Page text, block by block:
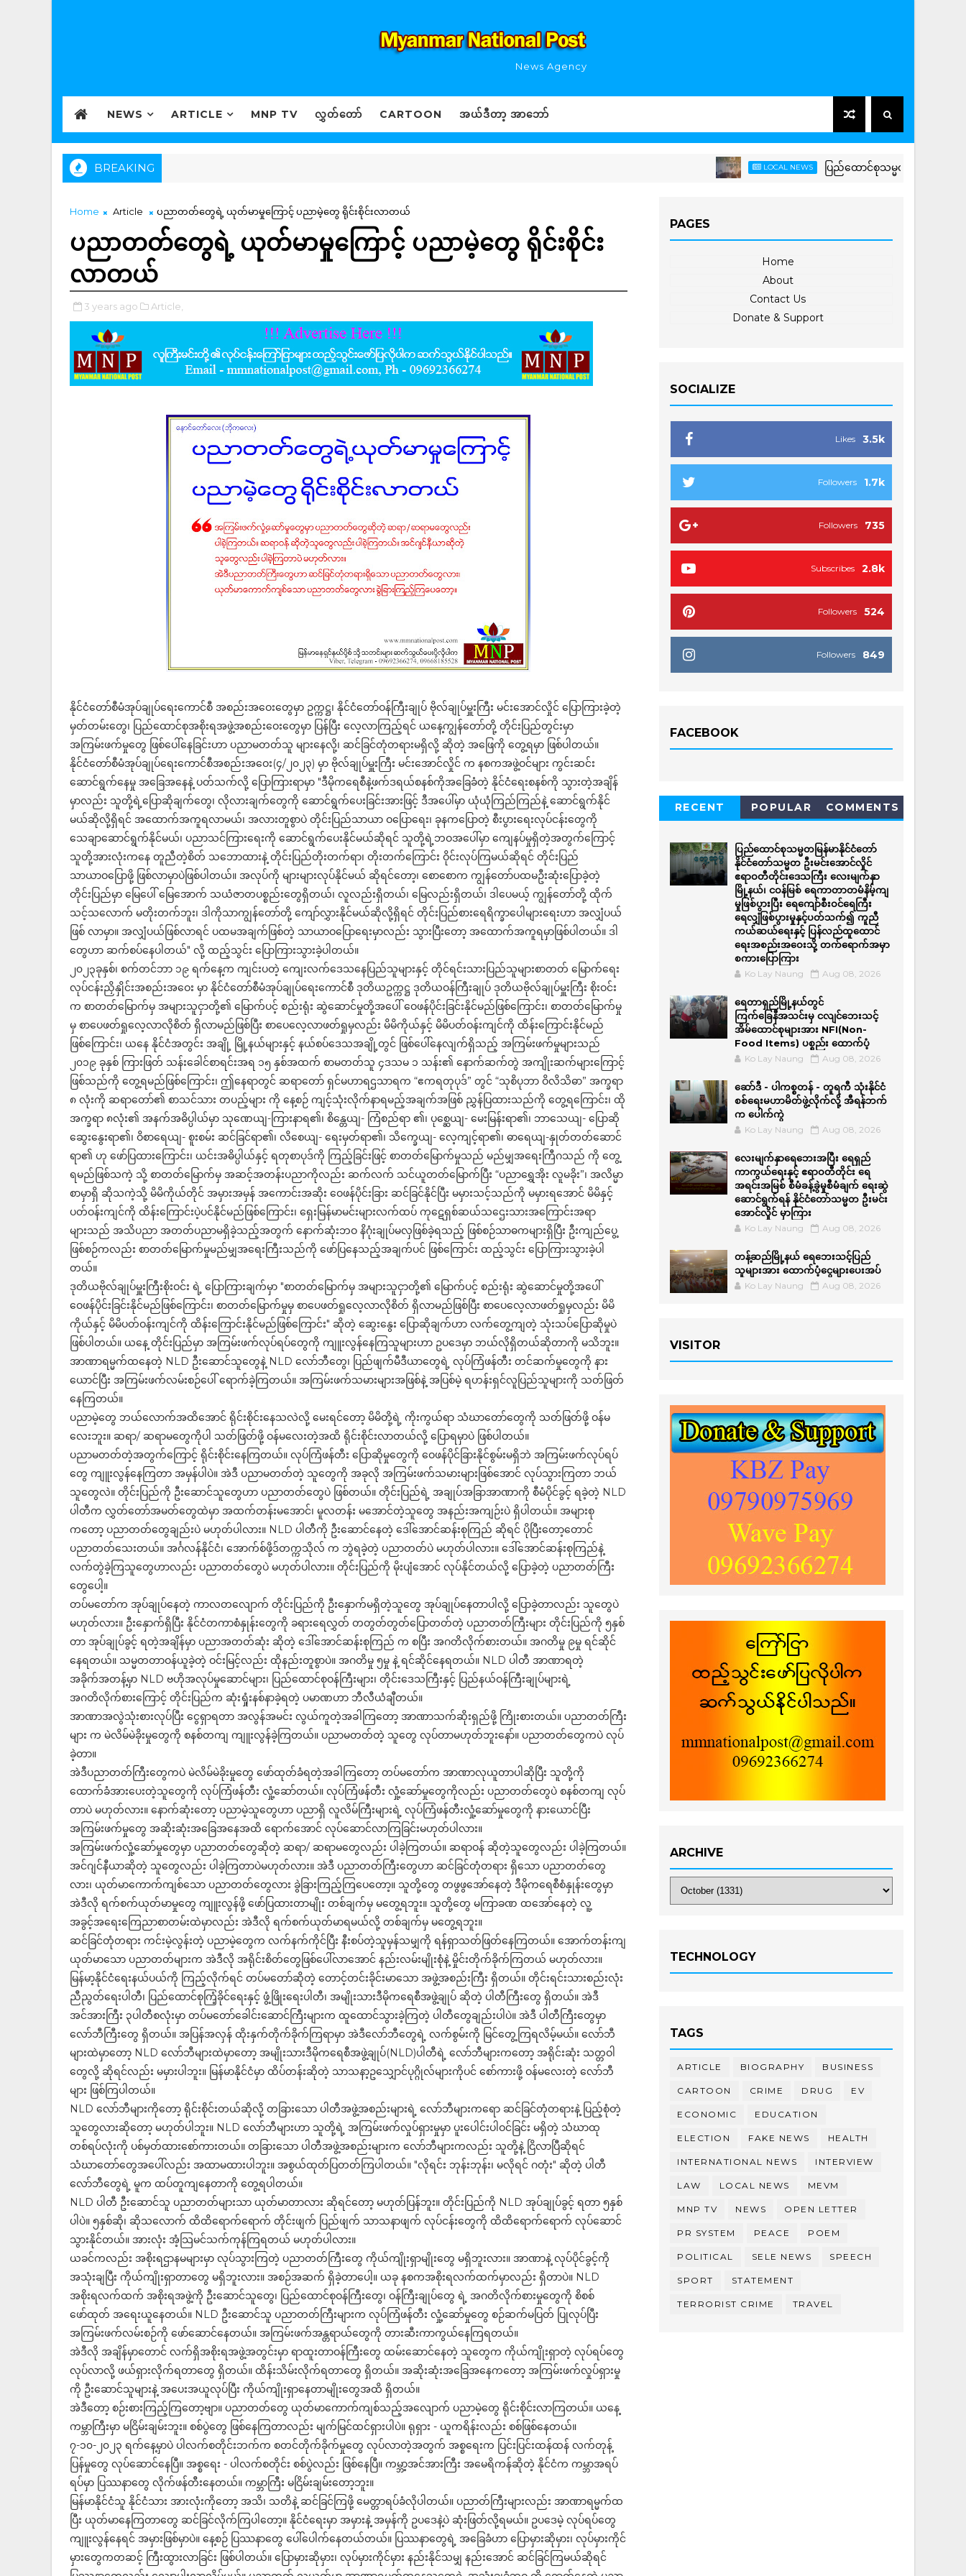
News Agency
NEWS ARTICLE MNP TV လွှတ်တော် CARTOON အယ်ဒီတာ့ အာဘော်
BREAKING LOCAL NEWS ပြည်ထောင်စုသမ္မတမြန်မာနိုင်ငံတော်
Home Article ပညာတတ်တွေရဲ့ ယုတ်မာမှုကြောင့် ပညာမဲ့တွေ ရိုင်းစိုင်းလာတယ်
ပညာတတ်တွေရဲ့ ယုတ်မာမှုကြောင့် ပညာမဲ့တွေ ရိုင်းစိုင်း
လာတယ်
3 years ago Article,
နိုင်ငံတော်စီမံအုပ်ချုပ်ရေးကောင်စီ အစည်းအဝေးတွေမှာ ဥက္ကဋ္ဌ၊ နိုင်ငံတော်ဝန်ကြီးချုပ် ဗိုလ်ချုပ်မှူးကြီး မင်းအောင်လှိုင် ပြောကြားခဲ့တဲ့
မှတ်တမ်းတွေ၊ ပြည်ထောင်စုအစိုးရအဖွဲ့အစည်းဝေးတွေမှာ ပြန်ပြီး လေ့လာကြည့်ရင် ယနေ့ကျွန်တော်တို့ တိုင်းပြည်တွင်းမှာ
အကြမ်းဖက်မှုတွေ ဖြစ်ပေါ်နေခြင်းဟာ ပညာမတတ်သူ များနေလို့၊ ဆင်ခြင်တုံတရားမရှိလို့ ဆိုတဲ့ အဖြေကို တွေ့ရမှာ ဖြစ်ပါတယ်။
နိုင်ငံတော်စီမံအုပ်ချုပ်ရေးကောင်စီအစည်းအဝေး(၄/၂၀၂၃) မှာ ဗိုလ်ချုပ်မှူးကြီး မင်းအောင်လှိုင် က နစကအဖွဲ့ဝင်များ ကွင်းဆင်း
ဆောင်ရွက်နေမှု အခြေအနေနဲ့ ပတ်သက်လို့ ပြောကြားရာမှာ "ဒီမိုကရေစီနဲ့ဖက်ဒရယ်စနစ်ကိုအခြေခံတဲ့ နိုင်ငံရေးစနစ်ကို သွားတဲ့အချိန်
မှာလည်း သူတို့ရဲ့ပြောဆိုချက်တွေ၊ လိုလားချက်တွေကို ဆောင်ရွက်ပေးခြင်းအားဖြင့် ဒီအပေါ်မှာ ယုံယုံကြည်ကြည်နဲ့ ဆောင်ရွက်နိုင်
မယ်ဆိုလို့ရှိရင် အထောက်အကူရလာမယ်၊ အလားတူစွာပဲ တိုင်းပြည်သာယာ ဝပြောရေး၊ ခုနကပြောတဲ့ စီးပွားရေးလုပ်ငန်းတွေကို
သေချာဆောင်ရွက်နိုင်မယ်၊ ပညာသင်ကြားရေးကို ဆောင်ရွက်ပေးနိုင်မယ်ဆိုရင် သူတို့ရဲ့ဘဝအပေါ်မှာ ကျေနပ်မှုရှိတဲ့အတွက်ကြောင့်
သူတို့အားလုံးကနေ တူညီတဲ့စိတ် သဘောထားနဲ့ တိုင်းပြည်တိုးတက်ရာ၊ တိုးတက်ကြောင်း ဝိုင်းလုပ်ကြမယ်ဆိုရင် တိုင်းပြည်
သာယာဝပြောဖို့ ဖြစ်လာမှာပဲဖြစ်ပါတယ်။ အလုပ်ကို များများလုပ်နိုင်မယ် ဆိုရင်တော့၊ စောစောက ကျွန်တော်ပထမဦးဆုံးပြောခဲ့တဲ့
တိုင်းပြည်မှာ မြေပေါ် မြေအောက် သယံဇာတပစ္စည်းတွေရှိတယ်၊ လူလည်းရှိတယ်၊ မြေလည်းရှိတယ်၊ ဒါပေမယ့် ကျွန်တော်တို့ ထိုက်
သင့်သလောက် မတိုးတက်ဘူး၊ ဒါကိုသာကျွန်တော်တို့ ကျော်လွှားနိုင်မယ်ဆိုလို့ရှိရင် တိုင်းပြည်စားရေရိက္ခာပေါများရေးဟာ အလျှံပယ်
ဖြစ် လာမှာ။ အလျှံပယ်ဖြစ်လာရင် ပထမအချက်ဖြစ်တဲ့ သာယာဝပြောရေးမှာလည်း သွားပြီးတော့ အထောက်အကူရမှာဖြစ်ပါတယ်။ ဒါ
တွေဟာ ဆက်စပ်နေပါတယ်" လို့ ထည့်သွင်း ပြောကြားသွားခဲ့ပါတယ်။
၂၀၂၃ခုနှစ်၊ စက်တင်ဘာ ၁၉ ရက်နေ့က ကျင်းပတဲ့ ကျေးလက်ဒေသနေပြည်သူများနှင့် တိုင်ရင်းသားပြည်သူများစာတတ် မြောက်ရေး
လုပ်ငန်းညှိနှိုင်းအစည်းအဝေး မှာ နိုင်ငံတော်စီမံအုပ်ချုပ်ရေးကောင်စီ ဒုတိယဥက္ကဋ္ဌ ဒုတိယဝန်ကြီးချုပ် ဒုတိယဗိုလ်ချုပ်မှူးကြီး စိုးဝင်း
က စာတတ်မြောက်မှ အများသူငှာတို့၏ မြောက်ပင့် စည်းရုံး ဆွဲ‌ဆောင်မှုတို့အပေါ် ဝေဖန်ပိုင်းခြင်းနိုင်မည်ဖြစ်ကြောင်း၊ စာတတ်မြောက်မှု
မှ စာပေဖတ်ရှုလေ့လာလိုစိတ် ရှိလာမည်ဖြစ်ပြီး စာပေလေ့လာဖတ်ရှုမှလည်း မိမိကိုယ်နှင့် မိမိပတ်ဝန်းကျင်ကို ထိန်းကြောင်းနိုင်မည်
ဖြစ်ကြောင်း၊ ယနေ နိုင်ငံအတွင်း အချို့ မြို့နယ်များနှင့် နယ်စပ်ဒေသအချို့တွင် ဖြစ်ပေါ်နေလျက်ရှိသည့် အကြမ်းဖက်မှုများသည်
၂၀၁၉ ခုနှစ် ကြားဖြတ် သန်းခေါင်စာရင်းအရ ၁၅ နှစ်အထက် စာမတတ်သူ ၄ဒသမ ၁ သန်း၏ နောက်ဆက်တွဲ အကျိုးဆက်များကြောင့်
ဖြစ်သည်ကို တွေ့ရမည်ဖြစ်ကြောင်း၊ ဤနေရာတွင် ဆရာတော် ရှင်မဟာရဌသာရက “ဧကရတုပုဒ်” တွင် “သုစိပုဘာ ဝိလိသိဓာ” အက္ခရာ
၈ လုံးကို ဆရာတော်၏ စာသင်သား တပည့်များ ကို နေ့စဉ် ကျင့်သုံးလိုက်နာရမည့်အချက်အဖြစ် ညွှန်ပြထားသည်ကို တွေ့ရကြောင်း၊ ထို
အက္ခရာ ၈လုံး၏ အနက်အဓိပ္ပါယ်မှာ သုဏေယျ-ကြားနာရ၏၊ စိန္တေယျ- ကြံစည်ရာ ၏၊ ပုစ္ဆေယျ- မေးမြန်းရာ၏၊ ဘာသေယျ- ပြောဆို
ဆွေးနွေးရာ၏၊ ဝိစာရေယျ- စူးစမ်း ဆင်ခြင်ရာ၏၊ လိစေယျ- ရေးမှတ်ရာ၏၊ သိက္ခေယျ- လေ့ကျင့်ရာ၏၊ ဓာရေယျ-နှုတ်တတ်ဆောင်
ရာ၏ ဟု ဖော်ပြထားကြောင်း၊ ယင်းအဓိပ္ပါယ်နှင့် ရတုစာပုဒ်ကို ကြည့်ခြင်းဖြင့် စာတတ်မြောက်မှုသည် မည်မျှအရေးကြီဂသည် ကို တွေ့
ရမည်ဖြစ်သကဲ့ သို့ စာတတ်မြောက်မှ အဆင့်အတန်းပညာကိုလည်း ဆက်လက် သင်ယူတတ်မြောက်ပြီး “ပညာရွှေအိုး လူမခိုး”၊ အလိမ္မာ
စာမှာရှိ ဆိုသကဲ့သို့ မိမိကိုယ်တိုင် အမှားအမှန် အကောင်းအဆိုး ဝေဖန်ပိုင်းခြား ဆင်ခြင်နိုင်ပြီး မမှားသင့်သည်ကို မမှားရအောင် မိမိနှင့်
ပတ်ဝန်းကျင်ကို ထိန်းကြောင်းပဲ့ပင်နိုင်မည်ဖြစ်ကြောင်း၊ ရှေးမြန်မာမင်းများလက်ထပ် ကုဋေရှစ်ဆယ်သဌေးသားအကြောင်းအရာ
များသည် အသိပညာ အတတ်ပညာမရှိခဲ့သည့်အတွက် နောက်ဆုံးဘဝ နိဂုံးချုပ်မလှဖြစ်ခဲ့ရသည့် ဖြစ်စဉ်သာဓကများရှိပြီး ဦးကျည်ပွေ့
ဖြစ်စဉ်ကလည်း စာတတ်မြောက်မှုမည်မျှအရေးကြီးသည်ကို ဖော်ပြနေသည့်အချက်ပင် ဖြစ်ကြောင်း ထည့်သွင်း ပြောကြားသွားခဲ့ပါ
တယ်။
ဒုတိယဗိုလ်ချုပ်မှူးကြီးစိုးဝင်း ရဲ့ ပြောကြားချက်မှာ "စာတတ်မြောက်မှ အများသူငှာတို့၏ မြောက်ပင့် စည်းရုံး ဆွဲ‌ဆောင်မှုတို့အပေါ်
ဝေဖန်ပိုင်းခြင်းနိုင်မည်ဖြစ်ကြောင်း၊ စာတတ်မြောက်မှုမှ စာပေဖတ်ရှုလေ့လာလိုစိတ် ရှိလာမည်ဖြစ်ပြီး စာပေလေ့လာဖတ်ရှုမှလည်း မိမိ
ကိုယ်နှင့် မိမိပတ်ဝန်းကျင်ကို ထိန်းကြောင်းနိုင်မည်ဖြစ်ကြောင်း" ဆိုတဲ့ ဆွေးနွေး ပြောဆိုချက်ဟာ လက်တွေ့ကျတဲ့ သုံးသပ်ပြောဆိုမှုပဲ
ဖြစ်ပါတယ်။ ယနေ့ တိုင်းပြည်မှာ အကြမ်းဖက်လုပ်ရပ်တွေကို ကျူးလွန်နေကြသူများဟာ ဥပဒေမှာ ဘယ်လိုရှိတယ်ဆိုတာကို မသိဘူး။
အာဏာရမ္မက်ထနေတဲ့ NLD ဦးဆောင်သူတွေနဲ့ NLD လော်ဘီတွေ၊ ပြည်ဖျက်မီဒီယာတွေရဲ့ လုပ်ကြံဖန်တီး တင်ဆက်မှုတွေကို နား
ယောင်ပြီး အကြမ်းဖက်လမ်းစဉ်ပေါ် ရောက်ခဲ့ကြတယ်။ အကြမ်းဖက်သမားများအဖြစ်နဲ့ အပြစ်မဲ့ ရဟန်းရှင်လူပြည်သူများကို သတ်ဖြတ်
နေကြတယ်။
ပညာမဲ့တွေ ဘယ်လောက်အထိအောင် ရိုင်းစိုင်းနေသလဲလို့ မေးရင်တော့ မိမိတို့ရဲ့ ကိုးကွယ်ရာ သံဃာတော်တွေကို သတ်ဖြတ်ဖို့ ဝန်မ
လေးဘူး။ ဆရာ/ ဆရာမတွေကိုပါ သတ်ဖြတ်ဖို့ ဝန်မလေးတဲ့အထိ ရိုင်းစိုင်းလာတယ်လို့ ပြောရမှာပဲ ဖြစ်ပါတယ်။
ပညာမတတ်တဲ့အတွက်ကြောင့် ရိုင်းစိုင်းနေကြတယ်။ လုပ်ကြံဖန်တီး ပြောဆိုမှုတွေကို ဝေဖန်ပိုင်ခြားနိုင်စွမ်းမရှိဘဲ အကြမ်းဖက်လုပ်ရပ်
တွေ ကျူးလွန်နေကြတာ အမှန်ပါပဲ။ အဲဒီ ပညာမတတ်တဲ့ သူတွေကို အခုလို အကြမ်းဖက်သမားများဖြစ်အောင် လုပ်သွားကြတာ ဘယ်
သူတွေလဲ။ တိုင်းပြည်ကို ဦးဆောင်သူတွေဟာ ပညာတတ်တွေပဲ ဖြစ်တယ်။ တိုင်းပြည်ရဲ့ အချုပ်အခြာအာဏာကို စီမံပိုင်ခွင့် ရခဲ့တဲ့ NLD
ပါတီက လွှတ်တော်အမတ်တွေထဲမှာ အထက်တန်းမအောင်၊ မူလတန်း မအောင်တဲ့သူတွေ အနည်းအကျဉ်းပဲ ရှိပါတယ်။ အများစု
ကတော့ ပညာတတ်တွေချည်းပဲ မဟုတ်ပါလား။ NLD ပါတီကို ဦးဆောင်နေတဲ့ ဒေါ်အောင်ဆန်းစုကြည် ဆိုရင် ပိုပြီးတော့တောင်
ပညာတတ်သေးတယ်။ အင်္ဂလန်နိုင်ငံ၊ အောက်စ်ဖို့ဒ်တက္ကသိုလ် က ဘွဲရခဲ့တဲ့ ပညာတတ်ပဲ မဟုတ်ပါလား။ ဒေါ်အောင်ဆန်းစုကြည်နဲ့
လက်တွဲခဲ့ကြသူတွေဟာလည်း ပညာတတ်တွေပဲ မဟုတ်ပါလား။ တိုင်းပြည်ကို မိုးပျံအောင် လုပ်နိုင်တယ်လို့ ပြောခဲ့တဲ့ ပညာတတ်ကြီး
တွေပေါ့။
တပ်မတော်က အုပ်ချုပ်နေတဲ့ ကာလတလျောက် တိုင်းပြည်ကို ဦးနှောက်မရှိတဲ့သူတွေ အုပ်ချုပ်နေတာပါလို့ ပြောခဲ့တာလည်း သူတွေပဲ
မဟုတ်လား။ ဦးနှောက်ရှိပြီး နိုင်ငံတကာစံနှုန်းတွေကို ခရားရေလွှတ် တတွတ်တွတ်ပြောတတ်တဲ့ ပညာတတ်ကြီးများ တိုင်းပြည်ကို ၅နှစ်
တာ အုပ်ချုပ်ခွင့် ရတဲ့အချိန်မှာ ပညာအတတ်ဆုံး ဆိုတဲ့ ဒေါ်အောင်ဆန်းစုကြည် က စပြီး အဂတိလိုက်စားတယ်။ အဂတိမှု ၉မှု ရင်ဆိုင်
နေရတယ်။ သမ္မတတာဝန်ယူခဲ့တဲ့ ဝင်းမြင့်လည်း ထိုနည်းတူစွာပဲ။ အဂတိမှု ၅မှု နဲ့ ရင်ဆိုင်နေရတယ်။ NLD ပါတီ အာဏာရတဲ့
အခိုက်အတန့်မှာ NLD ဗဟိုအလုပ်မှုဆောင်များ၊ ပြည်ထောင်စုဝန်ကြီးများ၊ တိုင်းဒေသကြီးနှင့် ပြည်နယ်ဝန်ကြီးချုပ်များရဲ့
အဂတိလိုက်စားကြောင့် တိုင်းပြည်က ဆုံးရှုံးနစ်နာခဲ့ရတဲ့ ပမာဏဟာ ဘီလီယံချီတယ်။
အာဏာအလွဲသုံးစားလုပ်ပြီး ငွေရှာရတာ အလွန်အမင်း လွယ်ကူတဲ့အခါကြတော့ အာဏာသက်ဆိုးရှည်ဖို့ ကြိုးစားတယ်။ ပညာတတ်ကြီး
များ က မဲလိမ်မဲခိုးမှုတွေကို စနစ်တကျ ကျူးလွန်ခဲ့ကြတယ်။ ပညာမတတ်တဲ့ သူတွေ လုပ်တာမဟုတ်ဘူးနော်။ ပညာတတ်တွေကပဲ လုပ်
ခဲ့တာ။
အဲဒီပညာတတ်ကြီးတွေကပဲ မဲလိမ်မဲခိုးမှုတွေ ဖော်ထုတ်ခံရတဲ့အခါကြတော့ တပ်မတော်က အာဏာလုယူတာပါဆိုပြီး သူတို့ကို
ထောက်ခံအားပေးတဲ့သူတွေကို လုပ်ကြံဖန်တီး လှုံ့ဆော်တယ်။ လုပ်ကြံဖန်တီး လှုံ့ဆော်မှုတွေကိုလည်း ပညာတတ်တွေပဲ စနစ်တကျ လုပ်
တာပဲ မဟုတ်လား။ နောက်ဆုံးတော့ ပညာမဲ့သူတွေဟာ ပညာရှိ လူလိမ်ကြီးများရဲ့ လုပ်ကြံဖန်တီးလှုံ့ဆော်မှုတွေကို နားယောင်ပြီး
အကြမ်းဖက်မှုတွေ အဆိုးဆုံးအခြေအနေအထိ ရောက်အောင် လုပ်ဆောင်လာကြခြင်းမဟုတ်ပါလား။
အကြမ်းဖက်လှုံ့ဆော်မှုတွေမှာ ပညာတတ်တွေဆိုတဲ့ ဆရာ/ ဆရာမတွေလည်း ပါခဲ့ကြတယ်။ ဆရာဝန် ဆိုတဲ့သူတွေလည်း ပါခဲ့ကြတယ်။
အင်ဂျင်နီယာဆိုတဲ့ သူတွေလည်း ပါခဲ့ကြတာပဲမဟုတ်လား။ အဲဒီ ပညာတတ်ကြီးတွေဟာ ဆင်ခြင်တုံတရား ရှိသော ပညာတတ်တွေ
လား၊ ယုတ်မာကောက်ကျစ်သော ပညာတတ်တွေလား ခွဲခြားကြည့်ကြပေတော့။ သူတို့တွေ တဖွဖွအော်နေတဲ့ ဒီမိုကရေစီစံနှုန်းတွေမှာ
အဲဒီလို ရက်စက်ယုတ်မာမှုတွေ ကျူးလွန်ဖို့ ဖော်ပြထားတာမျိုး တစ်ချက်မှ မတွေ့ရဘူး။ သူတို့တွေ မကြာခဏ ထအော်နေတဲ့ လူ့
အခွင့်အရေးကြေညာစာတမ်းထဲမှာလည်း အဲဒီလို ရက်စက်ယုတ်မာရမယ်လို့ တစ်ချက်မှ မတွေ့ရဘူး။
ဆင်ခြင်တုံတရား ကင်းမဲ့လွန်းတဲ့ ပညာမဲ့တွေက လက်နက်ကိုင်ပြီး နီးစပ်တဲ့သူမှန်သမျှကို ရန်ရှာသတ်ဖြတ်နေကြတယ်။ အောက်တန်းကျ
ယုတ်မာသော ပညာတတ်များက အဲဒီလို အရိုင်းစိတ်တွေဖြစ်ပေါ်လာအောင် နည်းလမ်းမျိုးစုံနဲ့ မှိုင်းတိုက်ခိုက်ကြတယ် မဟုတ်လား။
မြန်မာ့နိုင်ငံရေးနယ်ပယ်ကို ကြည့်လိုက်ရင် တပ်မတော်ဆိုတဲ့ တောင့်တင်းခိုင်းမာသော အဖွဲ့အစည်းကြီး ရှိတယ်။ တိုင်းရင်းသားစည်းလုံး
ညီညွတ်ရေးပါတီ၊ ပြည်ထောင်စုကြံ့ခိုင်ရေးနှင့် ဖွံ့ဖြိုးရေးပါတီ၊ အမျိုးသားဒီမိုကရေစီအဖွဲ့ချုပ် ဆိုတဲ့ ပါတီကြီးတွေ ရှိတယ်။ အဲဒီ
အင်အားကြီး ၃ပါတီစလုံးမှာ တပ်မတော်ခေါင်းဆောင်ကြီးများက ထူထောင်သွားခဲ့ကြတဲ့ ပါတီတွေချည်းပါပဲ။ အဲဒီ ပါတီကြီးတွေမှာ
လော်ဘီကြီးတွေ ရှိတယ်။ အပြန်အလှန် ထိုးနှက်တိုက်ခိုက်ကြရာမှာ အဲဒီလော်ဘီတွေရဲ့ လက်စွမ်းကို မြင်တွေ့ကြရလိမ့်မယ်။ လော်ဘီ
များထဲမှာတော့ NLD လော်ဘီများထဲမှာတော့ အမျိုးသားဒီမိုကရေစီအဖွဲ့ချုပ်(NLD)ပါတီရဲ့ လော်ဘီများကတော့ အရိုင်းဆုံး သတ္တဝါ
တွေလို့ ဆိုရင်လည်း မမှားပါဘူး။ မြန်မာနိုင်ငံမှာ ထိပ်တန်းဆိုတဲ့ သာသနာ့ဥသျှောင်ပုဂ္ဂိုလ်များကိုပင် စော်ကားဖို့ ဝန်မလေးတဲ့ လော်ဘီ
များ ဖြစ်ကြပါတယ်။
NLD လော်ဘီများကိုတော့ ရိုင်းစိုင်းတယ်ဆိုလို့ တခြားသော ပါတီအဖွဲ့အစည်းများရဲ့ လော်ဘီများကရော ဆင်ခြင်တုံတရားနဲ့ ပြည့်စုံတဲ့
သူတွေလားဆိုတော့ မဟုတ်ပါဘူး။ NLD လော်ဘီများဟာ သူတို့ရဲ့ အကြမ်းဖက်လှုပ်ရှားမှုမှာ ပူးပေါင်းပါဝင်ခြင်း မရှိတဲ့ သံဃာထု
တစ်ရပ်လုံးကို ပစ်မှတ်ထားစော်ကားတယ်။ တခြားသော ပါတီအဖွဲ့အစည်းများက လော်ဘီများကလည်း သူတို့နဲ့ ငြိလာပြီဆိုရင်
သံဃာတော်တွေအပေါ်လည်း အထာမထားပါဘူး။ အစွယ်ထုတ်ပြတတ်ကြပါတယ်။ "လိုရင်း ဘုန်းဘုန်း၊ မလိုရင် ဂတုံး" ဆိုတဲ့ ပါတီ
လော်ဘီတွေရဲ့ မူက ထပ်တူကျနေတာကို တွေ့ရပါတယ်။
NLD ပါတီ ဦးဆောင်သူ ပညာတတ်များသာ ယုတ်မာတာလား ဆိုရင်တော့ မဟုတ်ပြန်ဘူး။ တိုင်းပြည်ကို NLD အုပ်ချုပ်ခွင့် ရတာ ၅နှစ်
ပါပဲ။ ၅နှစ်ဆို၊ ဆိုသလောက် ထိထိရောက်ရောက် တိုင်းဖျက် ပြည်ဖျက် သာသနာဖျက် လုပ်ငန်းတွေကို ထိထိရောက်ရောက် လုပ်ဆောင်
သွားနိုင်တယ်။ အားလုံး အံ့သြမင်သက်ကုန်ကြရတယ် မဟုတ်ပါလား။
ယခင်ကလည်း အစိုးရဌာနမများမှာ လုပ်သွားကြတဲ့ ပညာတတ်ကြီးတွေ ကိုယ်ကျိုးရှာမျိုးတွေ မရှိဘူးလား။ အာဏာနဲ့ လုပ်ပိုင်ခွင့်ကို
အသုံးချပြီး ကိုယ်ကျိုးရှာတာတွေ မရှိဘူးလား။ အစဉ်အဆက် ရှိခဲ့တာပေါ့။ ယခု နစကအစိုးရလက်ထက်မှာလည်း ရှိတာပဲ။ NLD
အစိုးရလက်ထက် အစိုးရအဖွဲ့ကို ဦးဆောင်သူတွေ၊ ပြည်ထောင်စုဝန်ကြီးတွေ၊ ဝန်ကြီးချုပ်တွေ ရဲ့ အဂတိလိုက်စားမှုတွေကို စိစစ်
ဖော်ထုတ် အရေးယူနေတယ်။ NLD ဦးဆောင်သူ ပညာတတ်ကြီးများက လုပ်ကြံဖန်တီး လှုံ့ဆော်မှုတွေ စဉ်ဆက်မပြတ် ပြုလုပ်ပြီး
အကြမ်းဖက်လမ်းစဉ်ကို ဖော်ဆောင်နေတယ်။ အကြမ်းဖက်အန္တရာယ်တွေကို တားဆီးကာကွယ်နေကြရတယ်။
အဲဒီလို အချိန်မှာတောင် လက်ရှိအစိုးရအဖွဲ့အတွင်းမှာ ရာထူးတာဝန်ကြီးတွေ ထမ်းဆောင်နေတဲ့ သူတွေက ကိုယ်ကျိုးရှာတဲ့ လုပ်ရပ်တွေ
လုပ်လာလို့ ဖယ်ရှားလိုက်ရတာတွေ ရှိတယ်။ ထိန်းသိမ်းလိုက်ရတာတွေ ရှိတယ်။ အဆိုးဆုံးအခြေအနေကတော့ အကြမ်းဖက်လှုပ်ရှားမှု
ကို ဦးဆောင်သူများနဲ့ အပေးအယူလုပ်ပြီး ကိုယ်ကျိုးရှာနေတာမျိုးတွေအထိ ရှိတယ်။
အဲဒီတော့ စဉ်းစားကြည့်ကြတော့ဗျာ။ ပညာတတ်တွေ ယုတ်မာကောက်ကျစ်သည့်အလျောက် ပညာမဲ့တွေ ရိုင်းစိုင်းလာကြတယ်။ ယနေ့
ကမ္ဘာကြီးမှာ မငြိမ်းချမ်းဘူး။ စစ်ပွဲတွေ ဖြစ်နေကြတာလည်း မျက်မြင်ထင်ရှားပါပဲ။ ရုရှား - ယူကရိန်းလည်း စစ်ဖြစ်နေတယ်။
၇-၁၀-၂၀၂၃ ရက်နေ့မှာပဲ ပါလက်စတိုင်းဘက်က စတင်တိုက်ခိုက်မှုတွေ လုပ်လာတဲ့အတွက် အစ္စရေးက ပြင်းပြင်းထန်ထန် လက်တုန့်
ပြန်မှုတွေ လုပ်ဆောင်နေပြီ။ အစ္စရေး - ပါလက်စတိုင်း စစ်ပွဲလည်း ဖြစ်နေပြီ။ ကမ္ဘာ့အင်အားကြီး အမေရိကန်ဆိုတဲ့ နိုင်ငံက ကမ္ဘာအရပ်
ရပ်မှာ ပြဿနာတွေ လိုက်ဖန်တီးနေတယ်။ ကမ္ဘာကြီး မငြိမ်းချမ်းတော့ဘူး။
မြန်မာနိုင်ငံသူ နိုင်ငံသား အားလုံးကိုတော့ အသိ၊ သတိနဲ့ ဆင်ခြင်ကြဖို့ မေတ္တာရပ်ခံလိုပါတယ်။ ပညာတ်ကြီးများလည်း အာဏာရမ္မက်ထ
ပြီး ယုတ်မာနေကြတာတွေ ဆင်ခြင်လိုက်ကြပါတော့။ နိုင်ငံရေးမှာ အမှားနဲ့ အမှန်ကို ဥပဒေနဲ့ပဲ ဆုံးဖြတ်လို့ရမယ်။ ဥပဒေမဲ့ လုပ်ရပ်တွေ
ကျူးလွန်နေရင် အမှားဖြစ်မှာပဲ။ နေ့စဉ် ပြဿနာတွေ ပေါ်ပေါက်နေတယ်တယ်။ ပြဿနာတွေရဲ့ အခြေခံဟာ ပြောမှားဆိုမှား၊ လုပ်မှားကိုင်
မှားတွေကတဆင့် ကြီးထွားလာခြင်း ဖြစ်ပါတယ်။ ပြောမှားဆိုမှား၊ လုပ်မှားကိုင်မှား နည်းနိုင်သမျှ နည်းအောင် ဆင်ခြင်ကြမယ်ဆိုရင်
PAGES
Home
About
Contact Us
Donate & Support
SOCIALIZE
3.5k
Likes
1.7k
Followers
735
Followers
2.8k
Subscribes
524
Followers
849
Followers
FACEBOOK
RECENT POPULAR COMMENTS
ပြည်ထောင်စုသမ္မတမြန်မာနိုင်ငံတော်
နိုင်ငံတော်သမ္မတ ဦးမင်းအောင်လှိုင်
ဧရာဝတီတိုင်းဒေသကြီး လေးမျက်နှာ
မြို့နယ်၊ ငဝန်မြစ် ရေကာတာတမံနိမ့်ကျ
မှုဖြစ်ပွားပြီး ရေကျော်စီးဝင်ရေကြီး
ရေလျှံဖြစ်ပွားမှုနှင့်ပတ်သက်၍ ကူညီ
ကယ်ဆယ်ရေးနှင့် ပြန်လည်ထူထောင်
ရေးအစည်းအဝေးသို့ တက်ရောက်အမှာ
စကားပြောကြား
Ko Lay Naung Aug 08, 2026
ရေတာရှည်မြို့နယ်တွင်
ကြက်ခြေနီအသင်းမှ ငလျင်ဘေးသင့်
အိမ်‌ထောင်စုများအား NFI(Non-
Food Items) ပစ္စည်း ထောက်ပံ့
Ko Lay Naung Aug 08, 2026
ဆော်ဒီ - ပါကစ္စတန် - တူရကီ သုံးနိုင်ငံ
စစ်ရေးမဟာမိတ်ဖွဲ့လိုက်လို့ အီရန်ဘက်
က ပေါက်ကွဲ
Ko Lay Naung Aug 08, 2026
လေးမျက်နှာရေဘေးအပြီး ရေရှည်
ကာကွယ်ရေးနှင့် ဧရာဝတီတိုင်း ရေ
အရင်းအမြစ် စီမံခန့်ခွဲမှုစီမံချက် ရေးဆွဲ
ဆောင်ရွက်ရန် နိုင်ငံတော်သမ္မတ ဦးမင်း
အောင်လှိုင် မှာကြား
Ko Lay Naung Aug 08, 2026
တန့်ဆည်မြို့နယ် ရေဘေးသင့်ပြည်
သူများအား ထောက်ပံ့ငွေများပေးအပ်
Ko Lay Naung Aug 08, 2026
VISITOR
ARCHIVE
TECHNOLOGY
TAGS
ARTICLE BIOGRAPHY BUSINESS
CARTOON CRIME DRUG EV
ECONOMIC EDUCATION
ELECTION FAKE NEWS HEALTH
INTERNATIONAL NEWS INTERVIEW
LAW LOCAL NEWS MEVM
MNP TV NEWS OPEN LETTER
PR SYSTEM PEACE POEM
POLITICAL SELE NEWS SPEECH
SPORT STATEMENT
TERRORIST CRIME TRAVEL